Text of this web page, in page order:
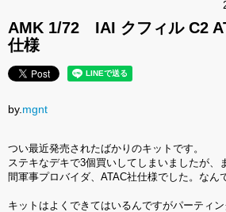
AMK 1/72 IAI クフィル C2
仕様
by. mgnt
つい最近発売されたばかりのキットです。
ステキなデキで3個買いしてしまいましたが、
間軍事プロバイダ、ATAC社仕様でした。なん
キットはよくできてはいるんですがパーティ